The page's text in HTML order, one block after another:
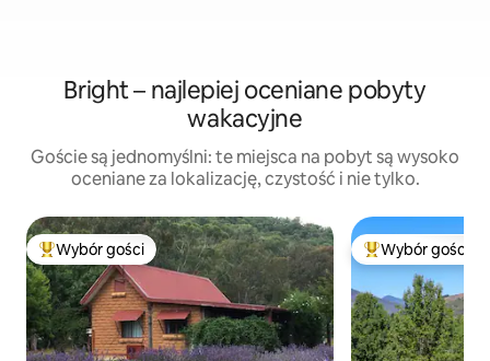
Bright – najlepiej oceniane pobyty
wakacyjne
Goście są jednomyślni: te miejsca na pobyt są wysoko
oceniane za lokalizację, czystość i nie tylko.
Najpopularniejsze z kategorii Wybór gości
Wybór gości Wybór gości